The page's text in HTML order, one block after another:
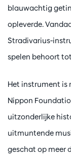
blauwachtig
opleverde.
Stradivarius-
spelen behoort
Het instrument is
Nippon
uitzonderlijke
uitmuntende
geschat op meer